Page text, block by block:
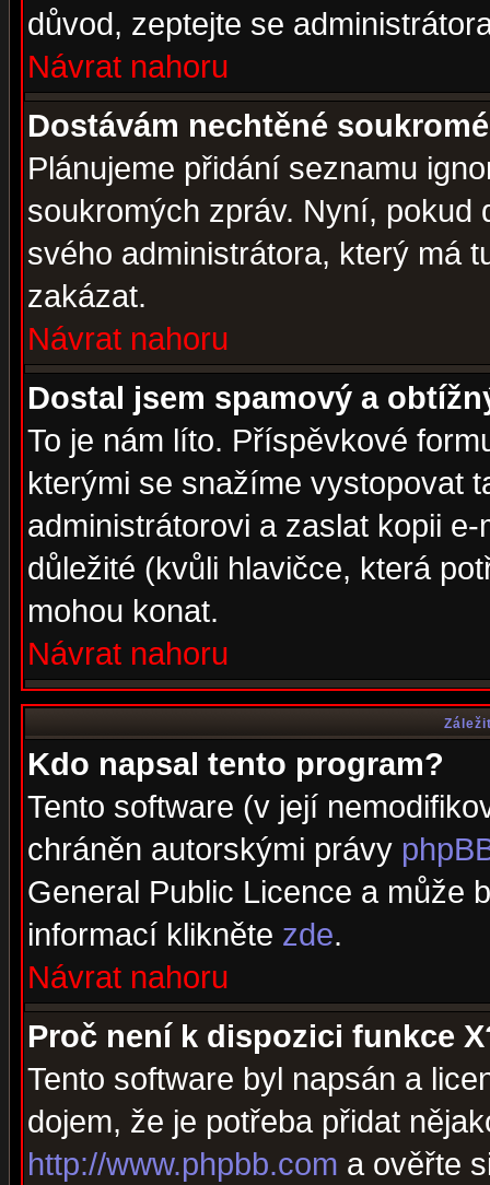
důvod, zeptejte se
Návrat nahoru
Dostávám nechtěné
Plánujeme přidání seznamu
soukromých zpráv. Nyní, pokud
svého administrátora, který má
zakázat.
Návrat nahoru
Dostal jsem spamový a
To je nám líto. Příspěvkové
kterými se snažíme vystopovat
administrátorovi a zaslat kopii
důležité (kvůli hlavičce, která
mohou konat.
Návrat nahoru
Kdo napsal tento program?
Tento software (v její
chráněn autorskými právy
General Public Licence a může
informací klikněte zde.
Návrat nahoru
Proč není k dispozici funkce
Tento software byl napsán a
dojem, že je potřeba přidat
http://www.phpbb.com a ověřte